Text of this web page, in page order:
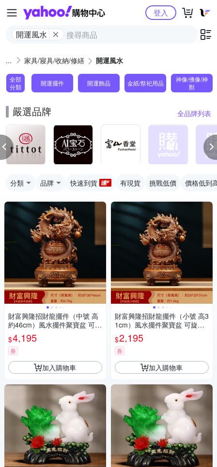
Yahoo購物中心
開運風水
登入
家具/寢具/收納/修繕 開運風水
全部
分類
開運擺件 開運飾品 金紙/祭祀用品
神像/佛像/神
獸
嚴選品牌 全品牌列表
分類 品牌 快速到貨 有現貨 挑戰低價 價格低到
財富興隆招財龍擺件（中號 高
約46cm）風水擺件聚寶盆 可旋
轉三足鼎 辦公室擺設 店鋪開業
禮品
$4,195
券
加入購物車
財富興隆招財龍擺件（小號 高3
1cm）風水擺件聚寶盆 可旋轉
三足鼎 辦公室擺設 店鋪開業禮
品
$2,195
券
加入購物車